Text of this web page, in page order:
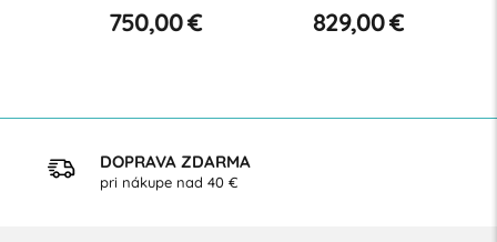
750,00 € 829,00 €
DOPRAVA ZDARMA
pri nákupe nad 40 €